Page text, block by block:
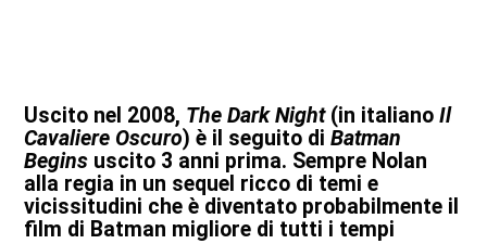
Uscito nel 2008, The Dark Night (in italianoIl
Cavaliere Oscuro) è il seguito diBatman
Begins uscito 3 anni prima. Sempre Nolan
alla regia in un sequel ricco di temi e
vicissitudini che è diventato probabilmente il
film di Batman migliore di tutti i tempi